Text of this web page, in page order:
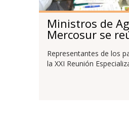
Ministros de
Mercosur se
Representantes de los
la XXI Reunión